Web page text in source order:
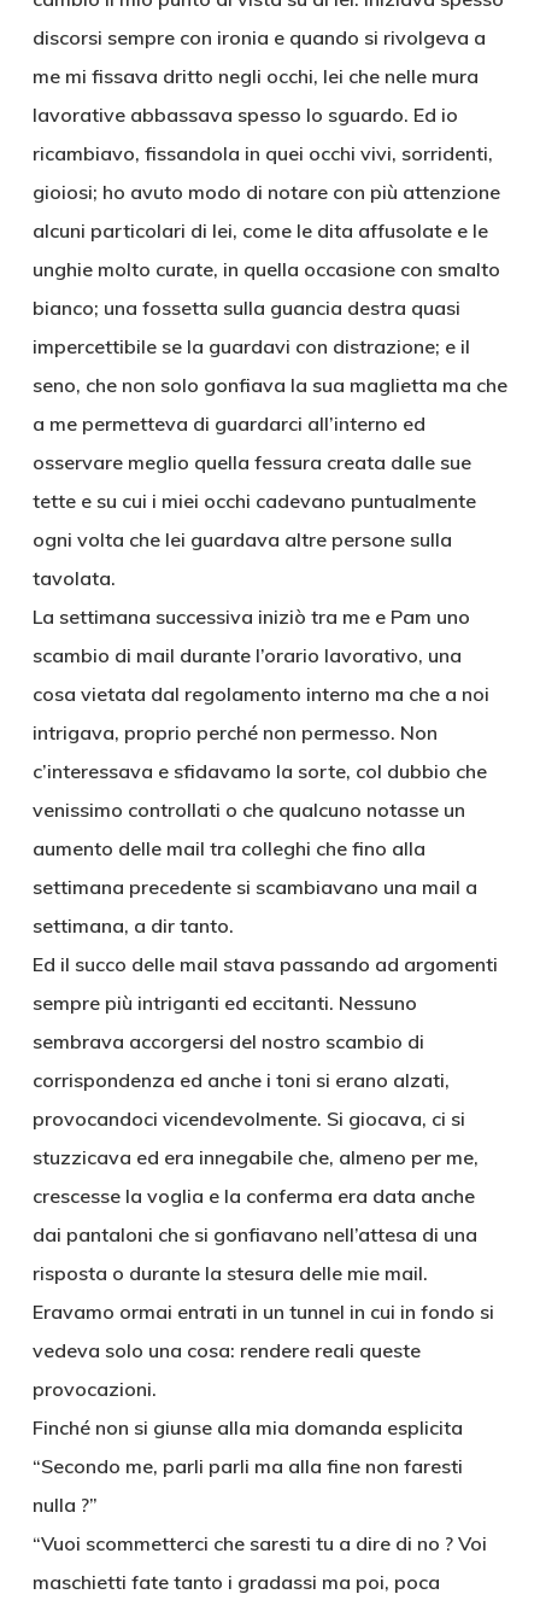
discorsi sempre con ironia e quando si rivolgeva a
me mi fissava dritto negli occhi, lei che nelle mura
lavorative abbassava spesso lo sguardo. Ed io
ricambiavo, fissandola in quei occhi vivi, sorridenti,
gioiosi; ho avuto modo di notare con più attenzione
alcuni particolari di lei, come le dita affusolate e le
unghie molto curate, in quella occasione con smalto
bianco; una fossetta sulla guancia destra quasi
impercettibile se la guardavi con distrazione; e il
seno, che non solo gonfiava la sua maglietta ma che
a me permetteva di guardarci all’interno ed
osservare meglio quella fessura creata dalle sue
tette e su cui i miei occhi cadevano puntualmente
ogni volta che lei guardava altre persone sulla
tavolata.
La settimana successiva iniziò tra me e Pam uno
scambio di mail durante l’orario lavorativo, una
cosa vietata dal regolamento interno ma che a noi
intrigava, proprio perché non permesso. Non
c’interessava e sfidavamo la sorte, col dubbio che
venissimo controllati o che qualcuno notasse un
aumento delle mail tra colleghi che fino alla
settimana precedente si scambiavano una mail a
settimana, a dir tanto.
Ed il succo delle mail stava passando ad argomenti
sempre più intriganti ed eccitanti. Nessuno
sembrava accorgersi del nostro scambio di
corrispondenza ed anche i toni si erano alzati,
provocandoci vicendevolmente. Si giocava, ci si
stuzzicava ed era innegabile che, almeno per me,
crescesse la voglia e la conferma era data anche
dai pantaloni che si gonfiavano nell’attesa di una
risposta o durante la stesura delle mie mail.
Eravamo ormai entrati in un tunnel in cui in fondo si
vedeva solo una cosa: rendere reali queste
provocazioni.
Finché non si giunse alla mia domanda esplicita
“Secondo me, parli parli ma alla fine non faresti
nulla ?”
“Vuoi scommetterci che saresti tu a dire di no ? Voi
maschietti fate tanto i gradassi ma poi, poca